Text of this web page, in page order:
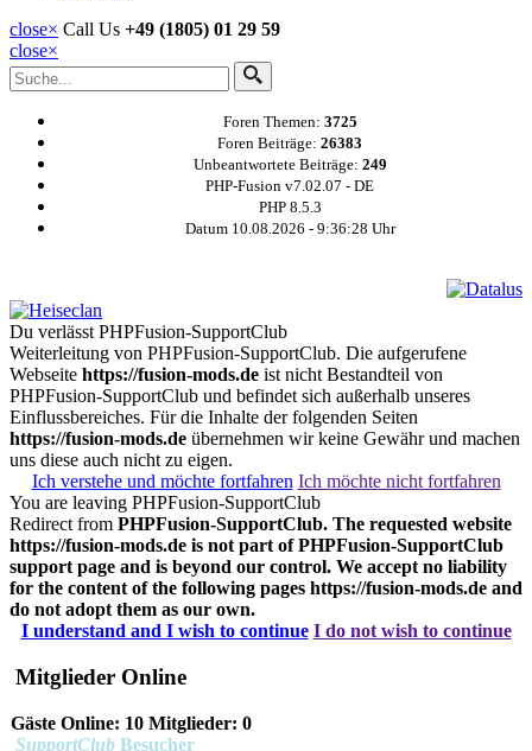
close× Call Us +49 (1805) 01 29 59
close×
Foren Themen: 3725
Foren Beiträge: 26383
Unbeantwortete Beiträge: 249
PHP-Fusion v7.02.07 - DE
PHP 8.5.3
Datum 10.08.2026 - 9:36:28 Uhr
Du verlässt PHPFusion-SupportClub
Weiterleitung von PHPFusion-SupportClub. Die aufgerufene
Webseite https://fusion-mods.de ist nicht Bestandteil von
PHPFusion-SupportClub und befindet sich außerhalb unseres
Einflussbereiches. Für die Inhalte der folgenden Seiten
https://fusion-mods.de übernehmen wir keine Gewähr und machen
uns diese auch nicht zu eigen.
Ich verstehe und möchte fortfahren Ich möchte nicht fortfahren
You are leaving PHPFusion-SupportClub
Redirect from PHPFusion-SupportClub. The requested website
https://fusion-mods.de is not part of PHPFusion-SupportClub
support page and is beyond our control. We accept no liability
for the content of the following pages https://fusion-mods.de and
do not adopt them as our own.
I understand and I wish to continue I do not wish to continue
Mitglieder Online
Gäste Online: 10 Mitglieder: 0
SupportClub Besucher